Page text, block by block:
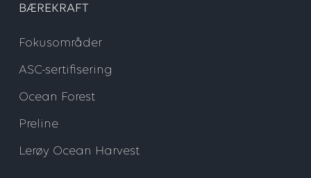
BÆREKRAFT
Fokusområder
ASC-sertifisering
Ocean Forest
Preline
Lerøy Ocean Harvest